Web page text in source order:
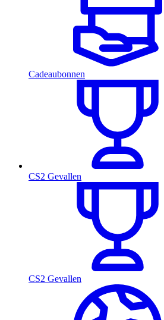
Cadeaubonnen
CS2 Gevallen
CS2 Gevallen